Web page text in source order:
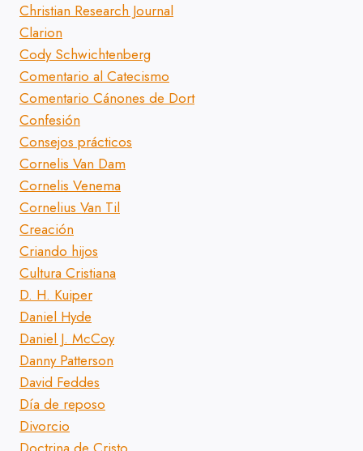
Christian Research Journal
Clarion
Cody Schwichtenberg
Comentario al Catecismo
Comentario Cánones de Dort
Confesión
Consejos prácticos
Cornelis Van Dam
Cornelis Venema
Cornelius Van Til
Creación
Criando hijos
Cultura Cristiana
D. H. Kuiper
Daniel Hyde
Daniel J. McCoy
Danny Patterson
David Feddes
Día de reposo
Divorcio